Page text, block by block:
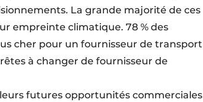
La grande majorité de ces
empreinte climatique. 78 % des
cher pour un fournisseur de transport
à changer de fournisseur de
futures opportunités commerciales